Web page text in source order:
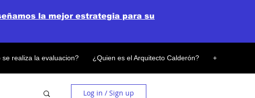
se realiza la evaluacion? ¿Quien es el Arquitecto Calderón? +
la mejor estrategia para su
Log in / Sign up